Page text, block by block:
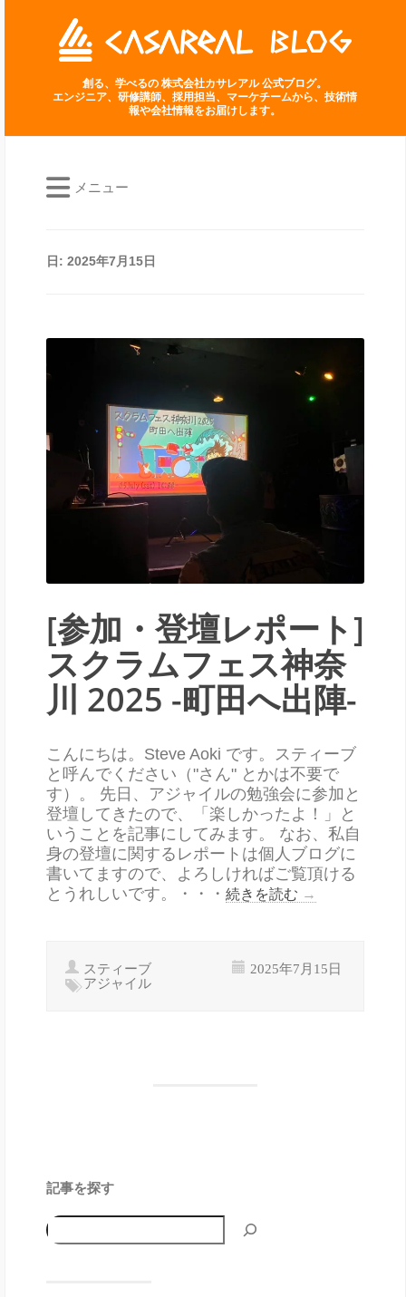
創る、学べるの 株式会社カサレアル 公式ブログ。
エンジニア、研修講師、採用担当、マーケチームから、技術情
報や会社情報をお届けします。
メニュー
日: 2025年7月15日
[参加・登壇レポート]
スクラムフェス神奈
川 2025 -町田へ出陣-
こんにちは。Steve Aoki です。スティーブ
と呼んでください（"さん" とかは不要で
す）。 先日、アジャイルの勉強会に参加と
登壇してきたので、「楽しかったよ！」と
いうことを記事にしてみます。 なお、私自
身の登壇に関するレポートは個人ブログに
書いてますので、よろしければご覧頂ける
とうれしいです。・・・ 続きを読む →
スティーブ 2025年7月15日
アジャイル
記事を探す